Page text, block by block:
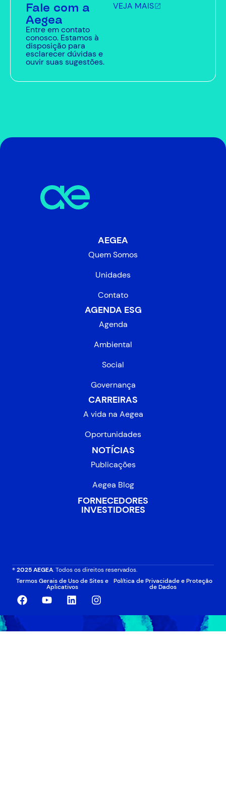
Fale com a
Aegea
Entre em contato
conosco. Estamos à
disposição para
esclarecer dúvidas e
ouvir suas sugestões.
VEJA MAIS
AEGEA
Quem Somos
Unidades
Contato
AGENDA ESG
Agenda
Ambiental
Social
Governança
CARREIRAS
A vida na Aegea
Oportunidades
NOTÍCIAS
Publicações
Aegea Blog
FORNECEDORES
INVESTIDORES
® 2025 AEGEA. Todos os direitos reservados.
Termos Gerais de Uso de Sites e
Aplicativos
Política de Privacidade e Proteção
de Dados